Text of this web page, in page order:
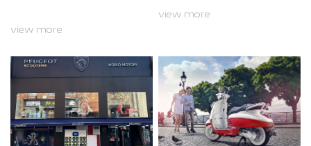
view more
view more